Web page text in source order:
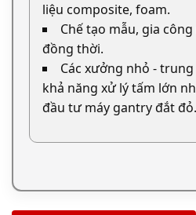
liệu composite, foam.
Chế tạo mẫu, gia
đồng thời.
Các xưởng nhỏ -
khả năng xử lý tấm lớn
đầu tư máy gantry đắt đỏ.